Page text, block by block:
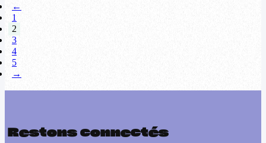
←
1
2
3
4
5
→
Restons connectés